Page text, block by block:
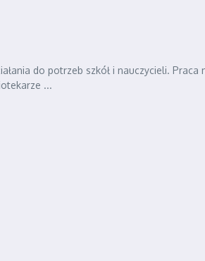
do potrzeb szkół i nauczycieli.
...